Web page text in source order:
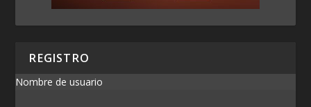
REGISTRO
Nombre de usuario